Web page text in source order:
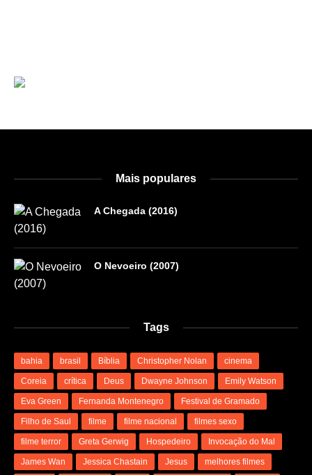
Mais populares
A Chegada (2016)
O Nevoeiro (2007)
Tags
bahia brasil Bíblia Christopher Nolan cinema
Coreia crítica Deus Dwayne Johnson Emily Watson
Eva Green Fernanda Montenegro Festival de Gramado
Filho de Saul filme filme nacional filmes sexo
filme terror Greta Gerwig Hospedeiro Invocação do Mal
James Wan Jessica Chastain Jesus melhores filmes